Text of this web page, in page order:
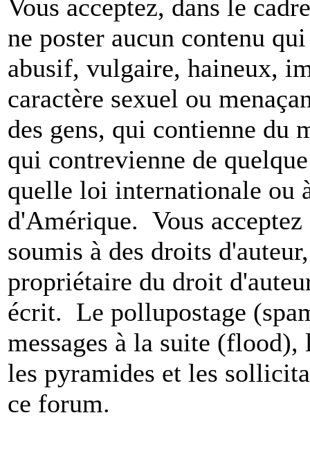
Vous acceptez, dans le
ne poster aucun contenu
abusif, vulgaire, haineux,
caractère sexuel ou
des gens, qui contienne du
qui contrevienne de
quelle loi internationale ou
d'Amérique. Vous
soumis à des droits
propriétaire du droit
écrit. Le pollupostage
messages à la suite
les pyramides et les
ce forum.